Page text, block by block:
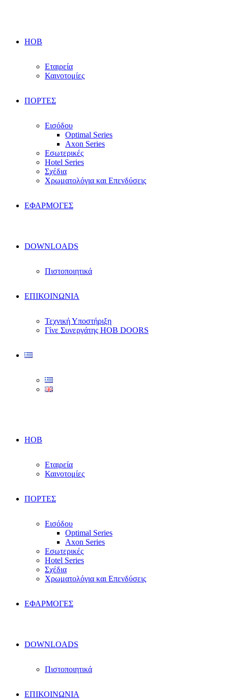
HOB
Εταιρεία
Καινοτομίες
ΠΟΡΤΕΣ
Εισόδου
Optimal Series
Axon Series
Εσωτερικές
Hotel Series
Σχέδια
Χρωματολόγια και Επενδύσεις
ΕΦΑΡΜΟΓΕΣ
DOWNLOADS
Πιστοποιητικά
ΕΠΙΚΟΙΝΩΝΙΑ
Τεχνική Υποστήριξη
Γίνε Συνεργάτης HOB DOORS
HOB
Εταιρεία
Καινοτομίες
ΠΟΡΤΕΣ
Εισόδου
Optimal Series
Axon Series
Εσωτερικές
Hotel Series
Σχέδια
Χρωματολόγια και Επενδύσεις
ΕΦΑΡΜΟΓΕΣ
DOWNLOADS
Πιστοποιητικά
ΕΠΙΚΟΙΝΩΝΙΑ